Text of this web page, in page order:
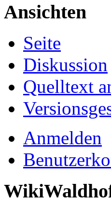
Ansichten
Seite
Diskussion
Quelltext
Anmelden